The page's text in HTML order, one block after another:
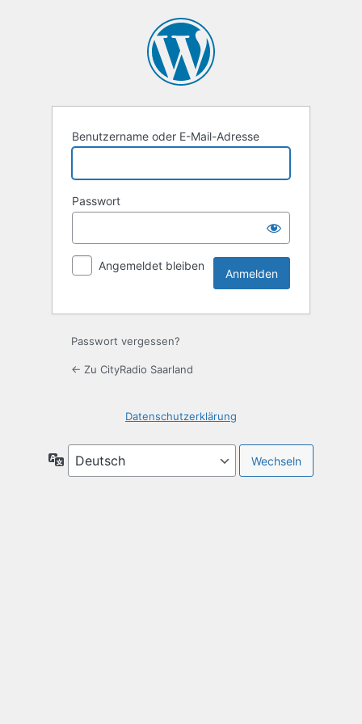
Benutzername oder E-Mail-Adresse
Passwort
Angemeldet bleiben
Passwort vergessen?
← Zu CityRadio Saarland
Datenschutzerklärung
Sprache